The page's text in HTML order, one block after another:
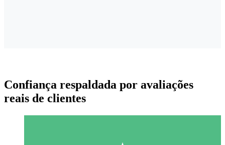
Confiança respaldada por avaliações
reais de clientes